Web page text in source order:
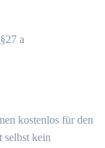
a
kostenlos für den
selbst kein